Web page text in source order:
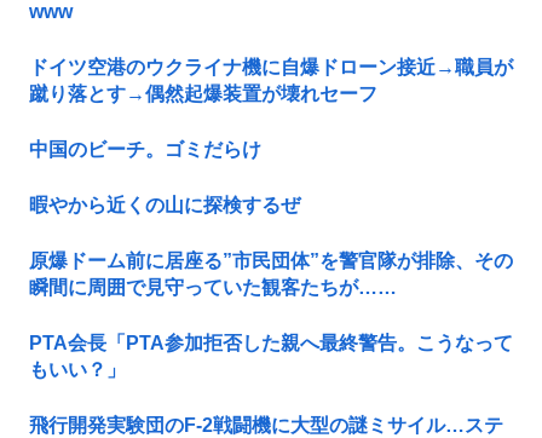
www
ドイツ空港のウクライナ機に自爆ドローン接近→職員が
蹴り落とす→偶然起爆装置が壊れセーフ
中国のビーチ。ゴミだらけ
暇やから近くの山に探検するぜ
原爆ドーム前に居座る”市民団体”を警官隊が排除、その
瞬間に周囲で見守っていた観客たちが……
PTA会長「PTA参加拒否した親へ最終警告。こうなって
もいい？」
飛行開発実験団のF-2戦闘機に大型の謎ミサイル…ステ